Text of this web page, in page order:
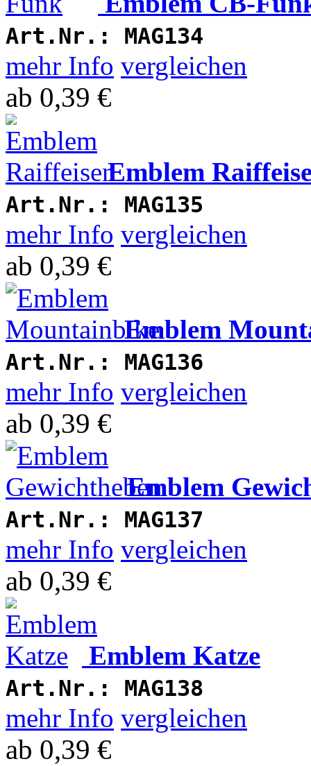
Art.Nr.: MAG134
mehr Info vergleichen
ab 0,39 €
Emblem
Art.Nr.: MAG135
mehr Info vergleichen
ab 0,39 €
Emblem
Art.Nr.: MAG136
mehr Info vergleichen
ab 0,39 €
Emblem
Art.Nr.: MAG137
mehr Info vergleichen
ab 0,39 €
Emblem Katze
Art.Nr.: MAG138
mehr Info vergleichen
ab 0,39 €